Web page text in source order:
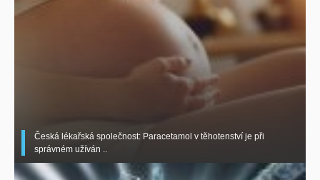
Česká lékařská společnost: Paracetamol v těhotenství je při
správném užíván ..